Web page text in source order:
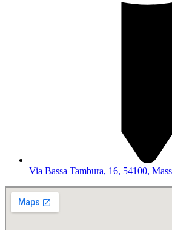
Via Bassa Tambura, 16, 54100,